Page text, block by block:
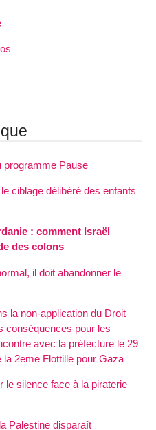
programme Pause
ciblage délibéré des enfants
: comment Israël
des colons
il doit abandonner le
la non-application du Droit
conséquences pour les
avec la préfecture le 29
la 2eme Flottille pour Gaza
le silence face à la piraterie
Palestine disparaît